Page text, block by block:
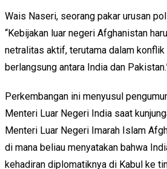
Wais Naseri, seorang pakar urusan
“Kebijakan luar negeri Afghanistan
netralitas aktif, terutama dalam
berlangsung antara India dan
Perkembangan ini menyusul
Menteri Luar Negeri India saat
Menteri Luar Negeri Imarah Islam
di mana beliau menyatakan bahwa
kehadiran diplomatiknya di Kabul ke